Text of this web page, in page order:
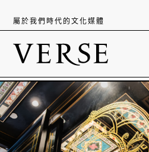
屬於我們時代的文化媒體